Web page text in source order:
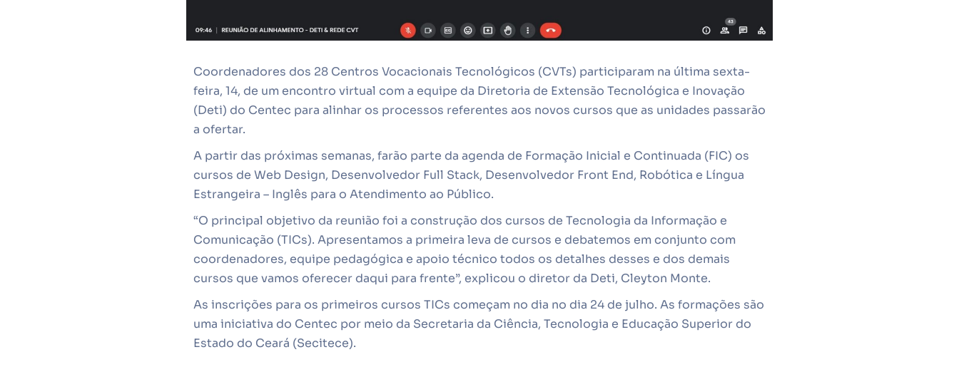
Coordenadores dos 28 Centros Vocacionais Tecnológicos (CVTs) participaram na última sexta-
feira, 14, de um encontro virtual com a equipe da Diretoria de Extensão Tecnológica e Inovação
(Deti) do Centec para alinhar os processos referentes aos novos cursos que as unidades passarão
a ofertar.
A partir das próximas semanas, farão parte da agenda de Formação Inicial e Continuada (FIC) os
cursos de Web Design, Desenvolvedor Full Stack, Desenvolvedor Front End, Robótica e Língua
Estrangeira – Inglês para o Atendimento ao Público.
“O principal objetivo da reunião foi a construção dos cursos de Tecnologia da Informação e
Comunicação (TICs). Apresentamos a primeira leva de cursos e debatemos em conjunto com
coordenadores, equipe pedagógica e apoio técnico todos os detalhes desses e dos demais
cursos que vamos oferecer daqui para frente”, explicou o diretor da Deti, Cleyton Monte.
As inscrições para os primeiros cursos TICs começam no dia no dia 24 de julho. As formações são
uma iniciativa do Centec por meio da Secretaria da Ciência, Tecnologia e Educação Superior do
Estado do Ceará (Secitece).